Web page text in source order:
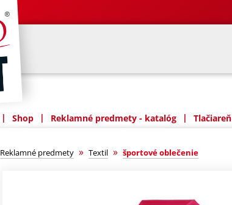
| Shop | Reklamné predmety - katalóg | Tlačiareň
Reklamné predmety » Textil » športové oblečenie